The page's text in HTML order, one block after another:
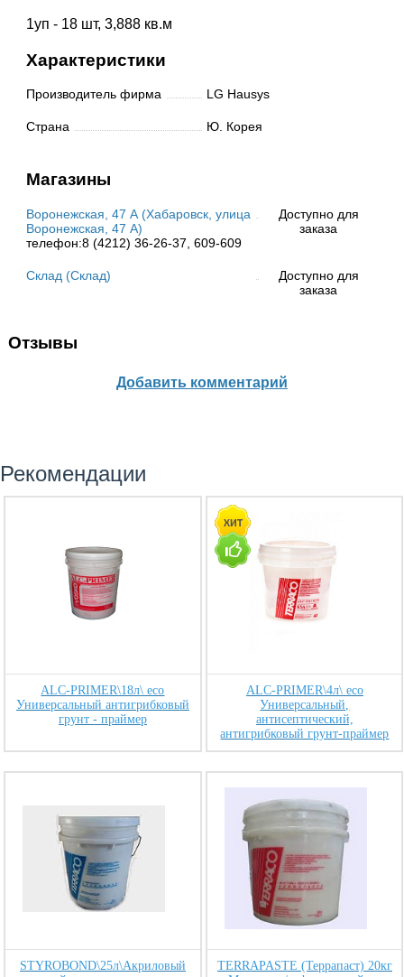
1уп - 18 шт, 3,888 кв.м
Характеристики
Производитель фирма LG Hausys
Страна Ю. Корея
Магазины
Воронежская, 47 А (Хабаровск, улица
Воронежская, 47 А)
телефон:8 (4212) 36-26-37, 609-609
Доступно для
заказа
Склад (Склад)
Доступно для
заказа
Отзывы
Добавить комментарий
Рекомендации
ALC-PRIMER\18л\ eco
Универсальный антигрибковый
грунт - праймер
ALC-PRIMER\4л\ eco
Универсальный,
антисептический,
антигрибковый грунт-праймер
STYROBOND\25л\Акриловый
TERRAPASTE (Террапаст) 20кг